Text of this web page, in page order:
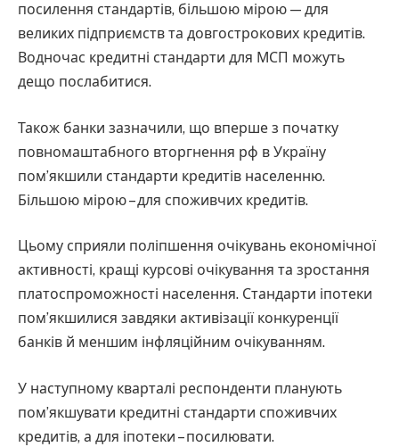
посилення стандартів, більшою мірою — для
великих підприємств та довгострокових кредитів.
Водночас кредитні стандарти для МСП можуть
дещо послабитися.
Також банки зазначили, що вперше з початку
повномаштабного вторгнення рф в Україну
пом’якшили стандарти кредитів населенню.
Більшою мірою – для споживчих кредитів.
Цьому сприяли поліпшення очікувань економічної
активності, кращі курсові очікування та зростання
платоспроможності населення. Стандарти іпотеки
пом’якшилися завдяки активізації конкуренції
банків й меншим інфляційним очікуванням.
У наступному кварталі респонденти планують
пом’якшувати кредитні стандарти споживчих
кредитів, а для іпотеки – посилювати.